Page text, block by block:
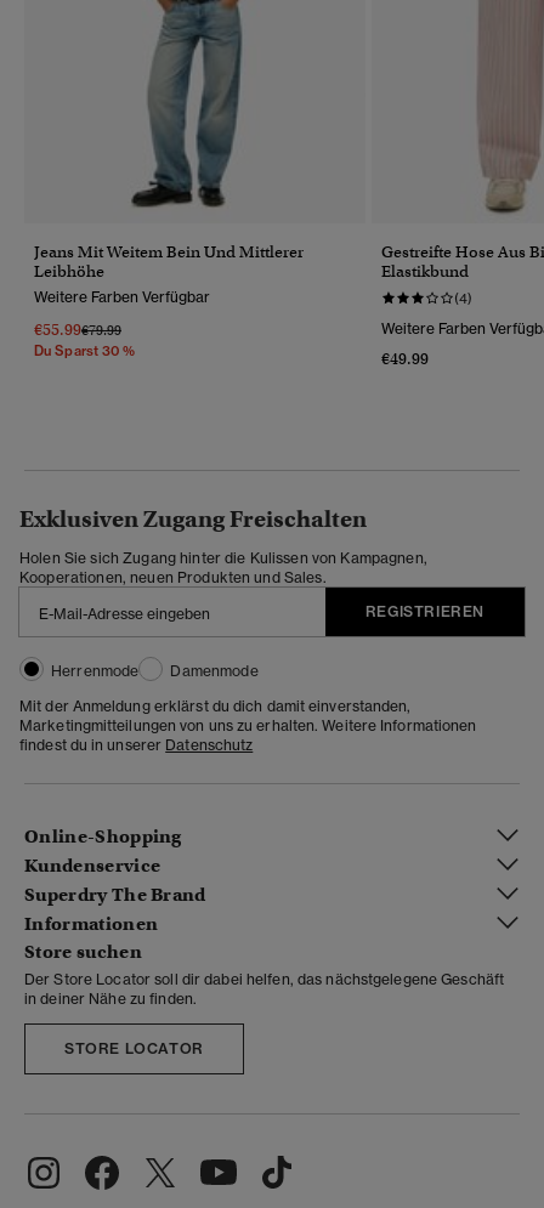
Jeans Mit Weitem Bein Und Mittlerer
Leibhöhe
Weitere Farben Verfügbar
€55.99Preis Wurde Reduziert Von
€79.99Bis
Du Sparst 30 %
Gestreifte Hose Aus
Elastikbund
(4)
Weitere Farben
€49.99
Exklusiven Zugang Freischalten
Holen Sie sich Zugang hinter die Kulissen von Kampagnen,
Kooperationen, neuen Produkten und Sales.
REGISTRIEREN
Herrenmode
Damenmode
Mit der Anmeldung erklärst du dich damit einverstanden,
Marketingmitteilungen von uns zu erhalten. Weitere Informationen
findest du in unserer Datenschutz
Online-Shopping
Kundenservice
Superdry The Brand
Informationen
Store suchen
Der Store Locator soll dir dabei helfen, das nächstgelegene Geschäft
in deiner Nähe zu finden.
STORE LOCATOR